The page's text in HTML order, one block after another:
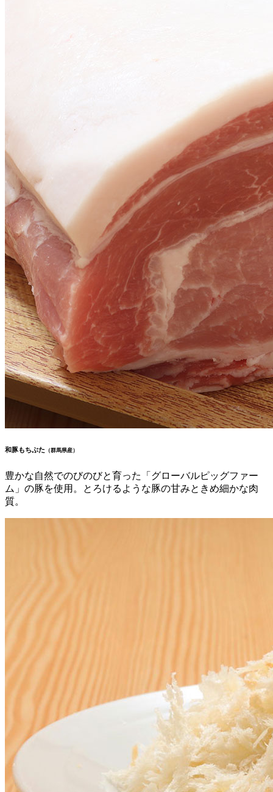
和豚もちぶた （群馬県産）
豊かな自然でのびのびと育った「グローバルピッグファー
ム」の豚を使用。とろけるような豚の甘みときめ細かな肉
質。